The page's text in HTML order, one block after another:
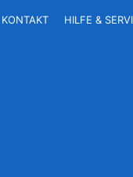
KONTAKT HILFE &